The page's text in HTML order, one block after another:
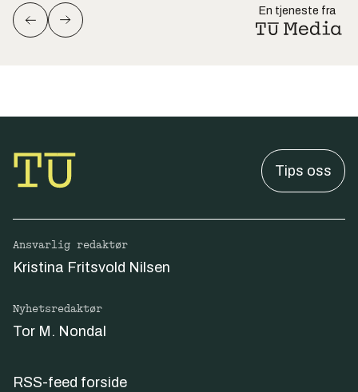
En tjeneste fra
Tips oss
Ansvarlig redaktør
Kristina Fritsvold Nilsen
Nyhetsredaktør
Tor M. Nondal
RSS-feed forside